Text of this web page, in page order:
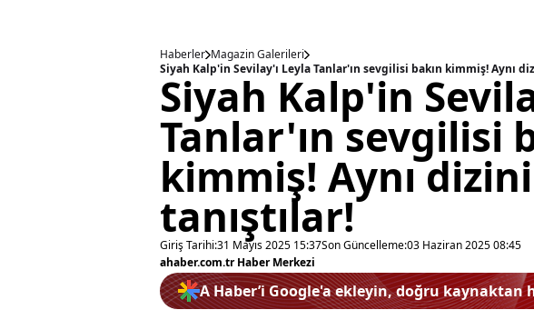
Haberler Magazin Galerileri
Siyah Kalp'in Sevilay'ı Leyla Tanlar'ın sevgilisi bakın kimmiş! Aynı
Siyah Kalp'in
Tanlar'ın sevgilisi
kimmiş! Aynı
tanıştılar!
Giriş Tarihi:31 Mayıs 2025 15:37Son Güncelleme:03 Haziran 2025 08:45
ahaber.com.tr Haber Merkezi
A Haber’i Google'a ekleyin, doğru kaynaktan